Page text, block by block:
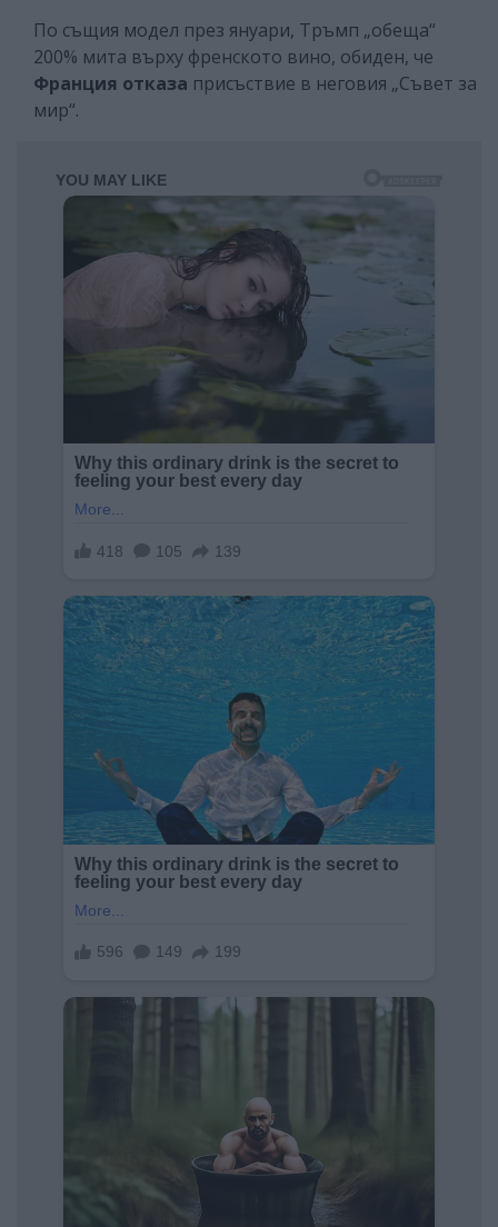
По същия модел през януари, Тръмп „обеща“
200% мита върху френското вино, обиден, че
Франция отказа присъствие в неговия „Съвет за
мир“.